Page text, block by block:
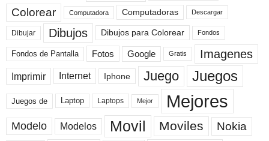
Colorear Computadora Computadoras Descargar
Dibujar Dibujos Dibujos para Colorear Fondos
Fondos de Pantalla Fotos Google Gratis Imagenes
Imprimir Internet Iphone Juego Juegos
Juegos de Laptop Laptops Mejor Mejores
Modelo Modelos Movil Moviles Nokia